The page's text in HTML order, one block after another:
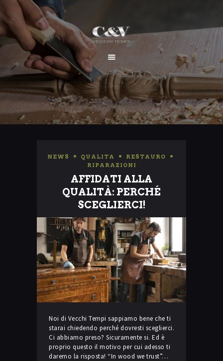
HOME
CHI SIAMO
SERVIZI
I NOSTRI LAVORI
CONTATTI
NEWS QUALITA RESTAURO
RIPARAZIONI
AFFIDATI ALLA
QUALITÀ: PERCHÉ
SCEGLIERCI!
Noi di Vecchi Tempi sappiamo bene che ti
starai chiedendo perché dovresti sceglierci.
Ci abbiamo preso? Sicuramente si. Ed è
proprio questo il motivo per cui adesso ti
daremo la risposta! “In wood we trust”…